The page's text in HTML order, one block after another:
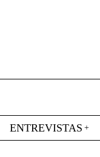
ENTREVISTAS